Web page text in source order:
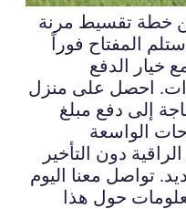
خطة تقسيط مرنة
المفتاح فوراً
خيار الدفع
على مدى 5 سنوات. احصل على منزل
إلى دفع مبلغ
الواسعة
دون التأخير
تواصل معنا اليوم
حول هذا